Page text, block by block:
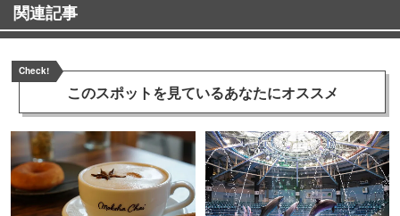
関連記事
Check!
このスポットを見ているあなたにオススメ